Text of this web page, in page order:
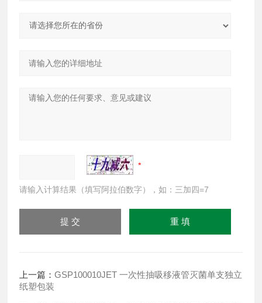
请输入计算结果（填写阿拉伯数字），如：三加四=7
上一篇：GSP100010JET 一次性抽吸移液管灭菌单支独立
纸塑包装